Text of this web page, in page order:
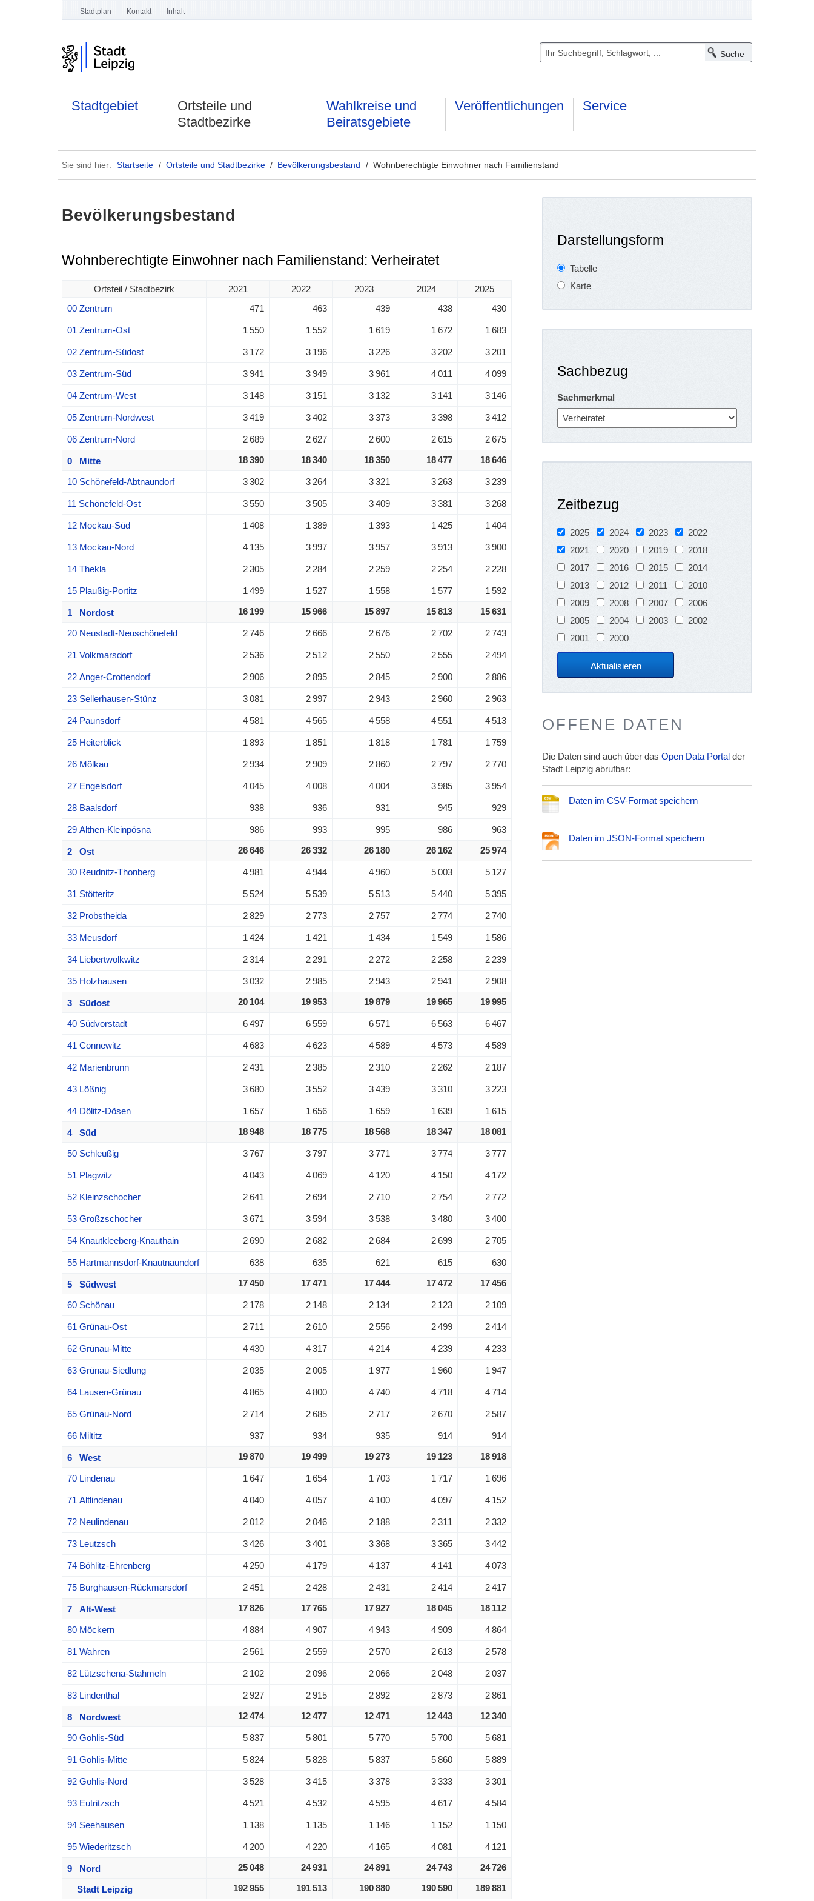
Stadtplan Kontakt Inhalt
Stadtgebiet
Ortsteile und
Stadtbezirke
Wahlkreise und
Beiratsgebiete
Veröffentlichungen Service
Sie sind hier: Startseite / Ortsteile und Stadtbezirke / Bevölkerungsbestand / Wohnberechtigte Einwohner nach Familienstand
Bevölkerungsbestand
Wohnberechtigte Einwohner nach Familienstand: Verheiratet
Ortsteil / Stadtbezirk 2021 2022 2023 2024
2025
00 Zentrum
471 463 439 438 430
01 Zentrum-Ost 1 550 1 552 1 619 1 672 1 683
02 Zentrum-Südost 3 172 3 196 3 226 3 202 3 201
03 Zentrum-Süd 3 941 3 949 3 961 4 011 4 099
04 Zentrum-West 3 148 3 151 3 132 3 141 3 146
05 Zentrum-Nordwest 3 419 3 402 3 373 3 398 3 412
06 Zentrum-Nord 2 689 2 627 2 600 2 615 2 675
0 Mitte 18 390 18 340 18 350 18 477 18 646
10 Schönefeld-Abtnaundorf 3 302 3 264 3 321 3 263 3 239
11 Schönefeld-Ost 3 550 3 505 3 409 3 381 3 268
12 Mockau-Süd 1 408 1 389 1 393 1 425 1 404
13 Mockau-Nord 4 135 3 997 3 957 3 913 3 900
14 Thekla 2 305 2 284 2 259 2 254 2 228
15 Plaußig-Portitz 1 499 1 527 1 558 1 577 1 592
1 Nordost 16 199 15 966 15 897 15 813 15 631
20 Neustadt-Neuschönefeld 2 746 2 666 2 676 2 702 2 743
21 Volkmarsdorf 2 536 2 512 2 550 2 555 2 494
22 Anger-Crottendorf 2 906 2 895 2 845 2 900 2 886
23 Sellerhausen-Stünz 3 081 2 997 2 943 2 960 2 963
24 Paunsdorf 4 581 4 565 4 558 4 551 4 513
25 Heiterblick 1 893 1 851 1 818 1 781 1 759
26 Mölkau 2 934 2 909 2 860 2 797 2 770
27 Engelsdorf 4 045 4 008 4 004 3 985 3 954
28 Baalsdorf 938 936 931 945 929
29 Althen-Kleinpösna 986 993 995 986 963
2 Ost 26 646 26 332 26 180 26 162 25 974
30 Reudnitz-Thonberg 4 981 4 944 4 960 5 003 5 127
31 Stötteritz 5 524 5 539 5 513 5 440 5 395
32 Probstheida 2 829 2 773 2 757 2 774 2 740
33 Meusdorf 1 424 1 421 1 434 1 549 1 586
34 Liebertwolkwitz 2 314 2 291 2 272 2 258 2 239
35 Holzhausen 3 032 2 985 2 943 2 941 2 908
3 Südost 20 104 19 953 19 879 19 965 19 995
40 Südvorstadt 6 497 6 559 6 571 6 563 6 467
41 Connewitz 4 683 4 623 4 589 4 573 4 589
42 Marienbrunn 2 431 2 385 2 310 2 262 2 187
43 Lößnig 3 680 3 552 3 439 3 310 3 223
44 Dölitz-Dösen 1 657 1 656 1 659 1 639 1 615
4 Süd 18 948 18 775 18 568 18 347 18 081
50 Schleußig 3 767 3 797 3 771 3 774 3 777
51 Plagwitz 4 043 4 069 4 120 4 150 4 172
52 Kleinzschocher 2 641 2 694 2 710 2 754 2 772
53 Großzschocher 3 671 3 594 3 538 3 480 3 400
54 Knautkleeberg-Knauthain 2 690 2 682 2 684 2 699 2 705
55 Hartmannsdorf-Knautnaundorf 638 635 621 615 630
5 Südwest 17 450 17 471 17 444 17 472 17 456
60 Schönau 2 178 2 148 2 134 2 123 2 109
61 Grünau-Ost 2 711 2 610 2 556 2 499 2 414
62 Grünau-Mitte 4 430 4 317 4 214 4 239 4 233
63 Grünau-Siedlung 2 035 2 005 1 977 1 960 1 947
64 Lausen-Grünau 4 865 4 800 4 740 4 718 4 714
65 Grünau-Nord 2 714 2 685 2 717 2 670 2 587
66 Miltitz 937 934 935 914 914
6 West 19 870 19 499 19 273 19 123 18 918
70 Lindenau 1 647 1 654 1 703 1 717 1 696
71 Altlindenau 4 040 4 057 4 100 4 097 4 152
72 Neulindenau 2 012 2 046 2 188 2 311 2 332
73 Leutzsch 3 426 3 401 3 368 3 365 3 442
74 Böhlitz-Ehrenberg 4 250 4 179 4 137 4 141 4 073
75 Burghausen-Rückmarsdorf 2 451 2 428 2 431 2 414 2 417
7 Alt-West 17 826 17 765 17 927 18 045 18 112
80 Möckern 4 884 4 907 4 943 4 909 4 864
81 Wahren 2 561 2 559 2 570 2 613 2 578
82 Lützschena-Stahmeln 2 102 2 096 2 066 2 048 2 037
83 Lindenthal 2 927 2 915 2 892 2 873 2 861
8 Nordwest 12 474 12 477 12 471 12 443 12 340
90 Gohlis-Süd 5 837 5 801 5 770 5 700 5 681
91 Gohlis-Mitte 5 824 5 828 5 837 5 860 5 889
92 Gohlis-Nord 3 528 3 415 3 378 3 333 3 301
93 Eutritzsch 4 521 4 532 4 595 4 617 4 584
94 Seehausen 1 138 1 135 1 146 1 152 1 150
95 Wiederitzsch 4 200 4 220 4 165 4 081 4 121
9 Nord 25 048 24 931 24 891 24 743 24 726
Stadt Leipzig 192 955 191 513 190 880 190 590 189 881
Darstellungsform
Tabelle
Karte
Sachbezug
Sachmerkmal
Zeitbezug
2025 2024 2023
2022
2021
2020 2019
2018
2017
2016 2015
2014
2013
2012 2011
2010
2009
2008 2007
2006
2005
2004 2003
2002
2001
2000
OFFENE DATEN
Die Daten sind auch über dasOpen Data Portal der
Stadt Leipzig abrufbar:
Daten im CSV-Format speichern
Daten im JSON-Format speichern